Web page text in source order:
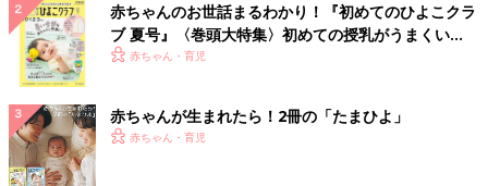
のケアについても紹介します。
吐いたとき すぐにしてあげること
顔を横に向け、吐いたものを取り除き、衣類をきれいにす
る
赤ちゃんのお世話まるわかり！『初めてのひよこクラ
ブ 夏号』〈巻頭大特集〉初めての授乳がうまくい
く！ おっぱい・ミルクの基本と夏のトラブル 解決テ
赤ちゃん・育児
赤ちゃんが生まれたら！2冊の「たまひよ」
赤ちゃん・育児